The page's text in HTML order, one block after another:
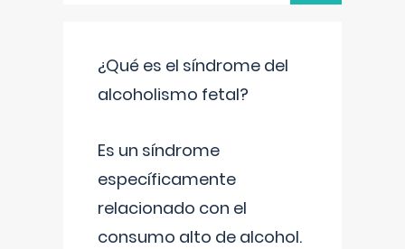
¿Qué es el síndrome del
alcoholismo fetal?
Es un síndrome
específicamente
relacionado con el
consumo alto de alcohol.